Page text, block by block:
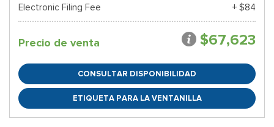
Electronic Filing Fee
+ $84
Precio de venta $67,623
CONSULTAR DISPONIBILIDAD
ETIQUETA PARA LA VENTANILLA